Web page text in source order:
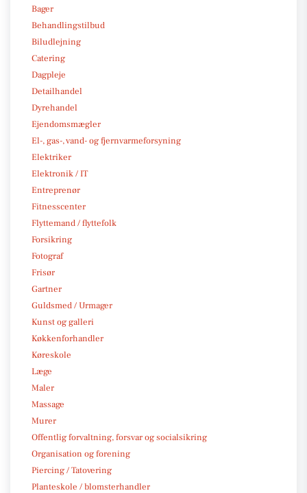
Bager
Behandlingstilbud
Biludlejning
Catering
Dagpleje
Detailhandel
Dyrehandel
Ejendomsmægler
El-, gas-, vand- og fjernvarmeforsyning
Elektriker
Elektronik / IT
Entreprenør
Fitnesscenter
Flyttemand / flyttefolk
Forsikring
Fotograf
Frisør
Gartner
Guldsmed / Urmager
Kunst og galleri
Køkkenforhandler
Køreskole
Læge
Maler
Massage
Murer
Offentlig forvaltning, forsvar og socialsikring
Organisation og forening
Piercing / Tatovering
Planteskole / blomsterhandler